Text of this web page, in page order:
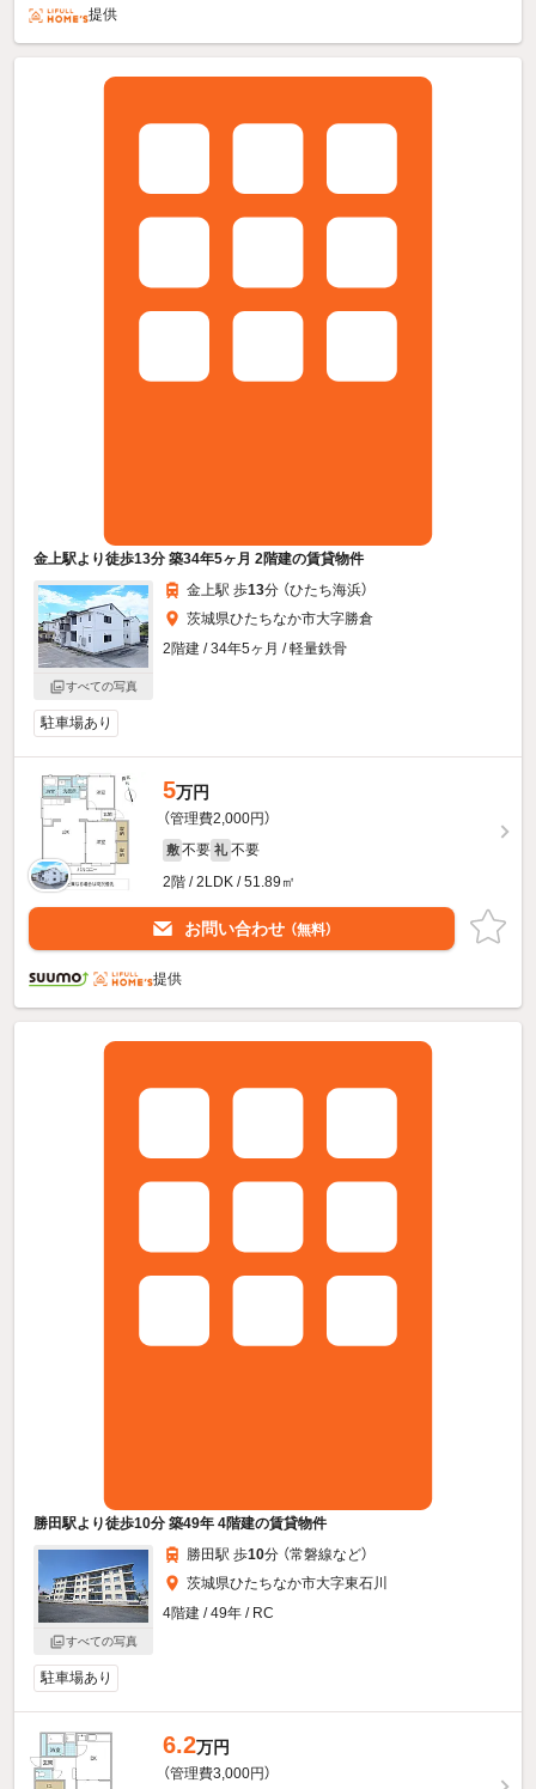
提供
金上駅より徒歩13分 築34年5ヶ月 2階建の賃貸物件
すべての写真
金上駅 歩13分 （ひたち海浜）
茨城県ひたちなか市大字勝倉
2階建 / 34年5ヶ月 / 軽量鉄骨
駐車場あり
5万円
（管理費2,000円）
敷 不要 礼 不要
2階 / 2LDK / 51.89㎡
お問い合わせ （無料）
提供
勝田駅より徒歩10分 築49年 4階建の賃貸物件
すべての写真
勝田駅 歩10分 （常磐線など）
茨城県ひたちなか市大字東石川
4階建 / 49年 / RC
駐車場あり
6.2万円
（管理費3,000円）